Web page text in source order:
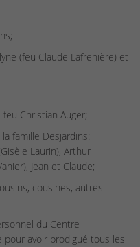
(feu Claude Lafrenière) et
Christian Auger;
famille Desjardins:
Laurin), Arthur
Jean et Claude;
cousines, autres
du Centre
avoir prodigué tous les